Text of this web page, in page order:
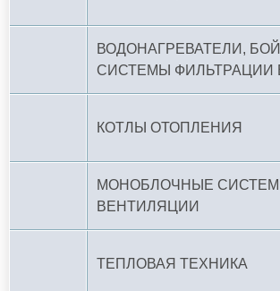
ВОДОНАГРЕВАТЕЛИ,
СИСТЕМЫ ФИЛЬТРАЦИИ
КОТЛЫ ОТОПЛЕНИЯ
МОНОБЛОЧНЫЕ
ВЕНТИЛЯЦИИ
ТЕПЛОВАЯ ТЕХНИКА